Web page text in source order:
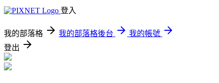
登入
我的部落格 我的部落格後台
我的帳號
登出